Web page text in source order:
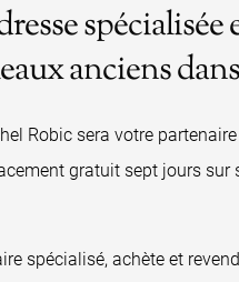
spécialisée
anciens
Robic sera votre
gratuit sept jours sur
spécialisé, achète et